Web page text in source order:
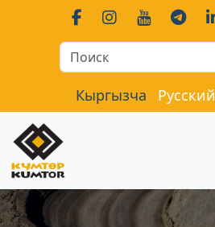
Кыргызча Русский